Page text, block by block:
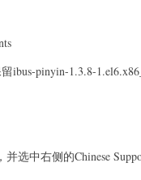
ibus-pinyin-1.3.8-
并选中右侧的Chinese